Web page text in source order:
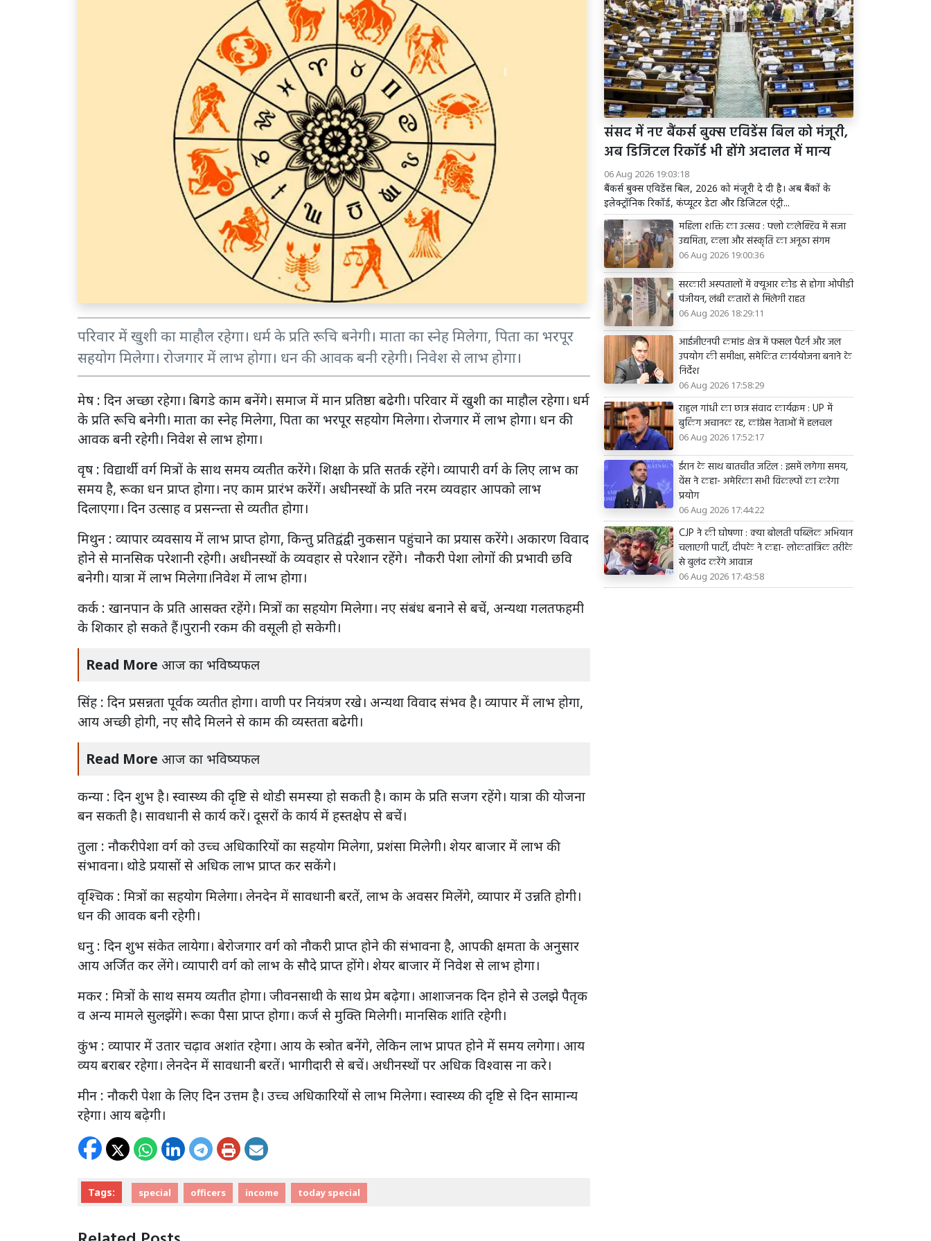
परिवार में खुशी का माहौल रहेगा। धर्म के प्रति रूचि बनेगी। माता का स्नेह मिलेगा, पिता का भरपूर
सहयोग मिलेगा। रोजगार में लाभ होगा। धन की आवक बनी रहेगी। निवेश से लाभ होगा।
मेष : दिन अच्छा रहेगा। बिगडे काम बनेंगे। समाज में मान प्रतिष्ठा बढेगी। परिवार में खुशी का माहौल रहेगा। धर्म
के प्रति रूचि बनेगी। माता का स्नेह मिलेगा, पिता का भरपूर सहयोग मिलेगा। रोजगार में लाभ होगा। धन की
आवक बनी रहेगी। निवेश से लाभ होगा।
वृष : विद्यार्थी वर्ग मित्रों के साथ समय व्यतीत करेंगे। शिक्षा के प्रति सतर्क रहेंगे। व्यापारी वर्ग के लिए लाभ का
समय है, रूका धन प्राप्त होगा। नए काम प्रारंभ करेंगें। अधीनस्थों के प्रति नरम व्यवहार आपको लाभ
दिलाएगा। दिन उत्साह व प्रसन्न्ता से व्यतीत होगा।
मिथुन : व्यापार व्यवसाय में लाभ प्राप्त होगा, किन्तु प्रतिद्वंद्वी नुकसान पहुंचाने का प्रयास करेंगे। अकारण विवाद
होने से मानसिक परेशानी रहेगी। अधीनस्थों के व्यवहार से परेशान रहेंगे। नौकरी पेशा लोगों की प्रभावी छवि
बनेगी। यात्रा में लाभ मिलेगा।निवेश में लाभ होगा।
कर्क : खानपान के प्रति आसक्त रहेंगे। मित्रों का सहयोग मिलेगा। नए संबंध बनाने से बचें, अन्यथा गलतफहमी
के शिकार हो सकते हैं।पुरानी रकम की वसूली हो सकेगी।
Read More आज का भविष्यफल
सिंह : दिन प्रसन्नता पूर्वक व्यतीत होगा। वाणी पर नियंत्रण रखे। अन्यथा विवाद संभव है। व्यापार में लाभ होगा,
आय अच्छी होगी, नए सौदे मिलने से काम की व्यस्तता बढेगी।
Read More आज का भविष्यफल
कन्या : दिन शुभ है। स्वास्थ्य की दृष्टि से थोडी समस्या हो सकती है। काम के प्रति सजग रहेंगे। यात्रा की योजना
बन सकती है। सावधानी से कार्य करें। दूसरों के कार्य में हस्तक्षेप से बचें।
तुला : नौकरीपेशा वर्ग को उच्च अधिकारियों का सहयोग मिलेगा, प्रशंसा मिलेगी। शेयर बाजार में लाभ की
संभावना। थोडे प्रयासों से अधिक लाभ प्राप्त कर सकेंगे।
वृश्चिक : मित्रों का सहयोग मिलेगा। लेनदेन में सावधानी बरतें, लाभ के अवसर मिलेंगे, व्यापार में उन्नति होगी।
धन की आवक बनी रहेगी।
धनु : दिन शुभ संकेत लायेगा। बेरोजगार वर्ग को नौकरी प्राप्त होने की संभावना है, आपकी क्षमता के अनुसार
आय अर्जित कर लेंगे। व्यापारी वर्ग को लाभ के सौदे प्राप्त होंगे। शेयर बाजार में निवेश से लाभ होगा।
मकर : मित्रों के साथ समय व्यतीत होगा। जीवनसाथी के साथ प्रेम बढ़ेगा। आशाजनक दिन होने से उलझे पैतृक
व अन्य मामले सुलझेंगे। रूका पैसा प्राप्त होगा। कर्ज से मुक्ति मिलेगी। मानसिक शांति रहेगी।
कुंभ : व्यापार में उतार चढ़ाव अशांत रहेगा। आय के स्त्रोत बनेंगे, लेकिन लाभ प्रापत होने में समय लगेगा। आय
व्यय बराबर रहेगा। लेनदेन में सावधानी बरतें। भागीदारी से बचें। अधीनस्थों पर अधिक विश्वास ना करे।
मीन : नौकरी पेशा के लिए दिन उत्तम है। उच्च अधिकारियों से लाभ मिलेगा। स्वास्थ्य की दृष्टि से दिन सामान्य
रहेगा। आय बढ़ेगी।
Tags: special officers income today special
संसद में नए बैंकर्स बुक्स एविडेंस बिल को मंजूरी,
अब डिजिटल रिकॉर्ड भी होंगे अदालत में मान्य
06 Aug 2026 19:03:18
बैंकर्स बुक्स एविडेंस बिल, 2026 को मंजूरी दे दी है। अब बैंकों के
इलेक्ट्रॉनिक रिकॉर्ड, कंप्यूटर डेटा और डिजिटल एंट्री...
महिला शक्ति का उत्सव : फ्लो कलेक्टिव में सजा
उद्यमिता, कला और संस्कृति का अनूठा संगम
06 Aug 2026 19:00:36
सरकारी अस्पतालों में क्यूआर कोड से होगा ओपीडी
पंजीयन, लंबी कतारों से मिलेगी राहत
06 Aug 2026 18:29:11
आईजीएनपी कमांड क्षेत्र में फसल पैटर्न और जल
उपयोग की समीक्षा, समेकित कार्ययोजना बनाने के
निर्देश
06 Aug 2026 17:58:29
राहुल गांधी का छात्र संवाद कार्यक्रम : UP में
बुकिंग अचानक रद्द, कांग्रेस नेताओं में हलचल
06 Aug 2026 17:52:17
ईरान के साथ बातचीत जटिल : इसमें लगेगा समय,
वेंस ने कहा- अमेरिका सभी विकल्पों का करेगा
प्रयोग
06 Aug 2026 17:44:22
CJP ने की घोषणा : क्या बोलती पब्लिक अभियान
चलाएगी पार्टी, दीपके ने कहा- लोकतांत्रिक तरीके
से बुलंद करेंगे आवाज
06 Aug 2026 17:43:58